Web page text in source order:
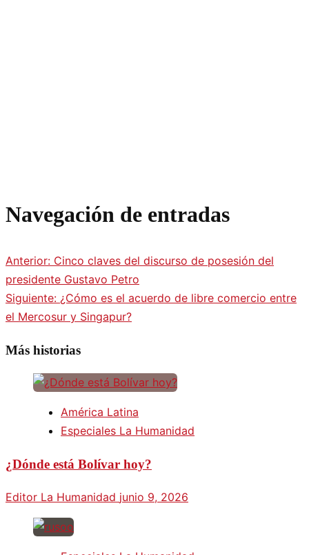
Navegación de entradas
Anterior: Cinco claves del discurso de posesión del
presidente Gustavo Petro
Siguiente: ¿Cómo es el acuerdo de libre comercio entre
el Mercosur y Singapur?
Más historias
América Latina
Especiales La Humanidad
¿Dónde está Bolívar hoy?
Editor La Humanidad junio 9, 2026